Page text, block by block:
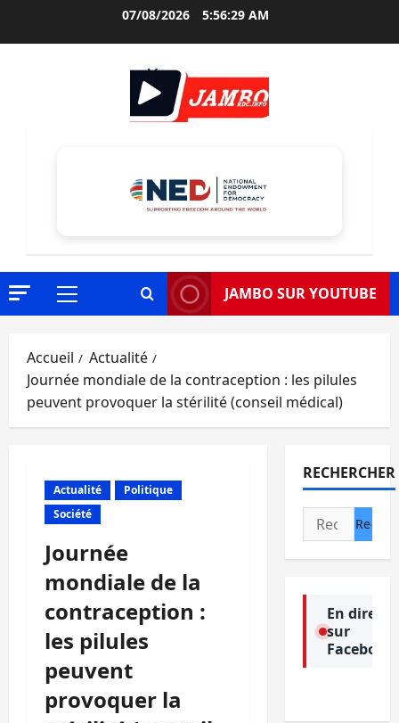
07/08/2026 5:56:30 AM
Menu
JAMBO SUR YOUTUBE
Accueil
Actualité
Journée mondiale de la contraception : les pilules
peuvent provoquer la stérilité (conseil médical)
Actualité
Politique
Société
Journée
mondiale de la
contraception :
les pilules
peuvent
provoquer la
RECHERCHER
Rechercher :
En direct
sur
Facebook